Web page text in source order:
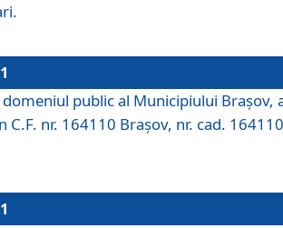
domeniul public al Municipiului Braşov,
C.F. nr. 164110 Brașov, nr. cad.